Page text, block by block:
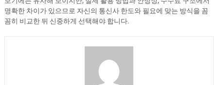
명확한 차이가 있으므로 자신의 통신사 한도와 필요에 맞는 방식을 꼼
꼼히 비교한 뒤 신중하게 선택해야 합니다.